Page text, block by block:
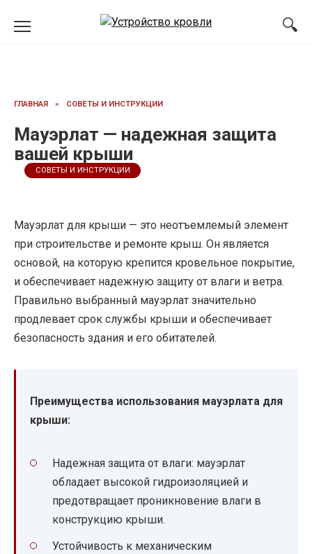
ГЛАВНАЯ » СОВЕТЫ И ИНСТРУКЦИИ
Мауэрлат — надежная защита
вашей крыши
СОВЕТЫ И ИНСТРУКЦИИ
Мауэрлат для крыши — это неотъемлемый элемент
при строительстве и ремонте крыш. Он является
основой, на которую крепится кровельное покрытие,
и обеспечивает надежную защиту от влаги и ветра.
Правильно выбранный мауэрлат значительно
продлевает срок службы крыши и обеспечивает
безопасность здания и его обитателей.
Преимущества использования мауэрлата для
крыши:
Надежная защита от влаги: мауэрлат
обладает высокой гидроизоляцией и
предотвращает проникновение влаги в
конструкцию крыши.
Устойчивость к механическим